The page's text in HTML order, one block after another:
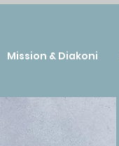
Mission & Diakoni